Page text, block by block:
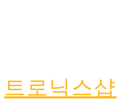
트로닉스샵